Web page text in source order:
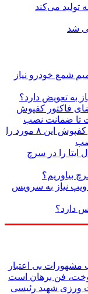
شمع خودرو نیاز
به تعویض دارد؟
فاکتور کفپوش
قبل از امضای فاکتور کفپوش این ۸ مورد را
ایتا را در سرچ
بیاوریم؟
ویپ نیاز به سرویس
دارد؟
مشهورات بی اعتبار
فن برهان است
ورزی شهید رئیسی